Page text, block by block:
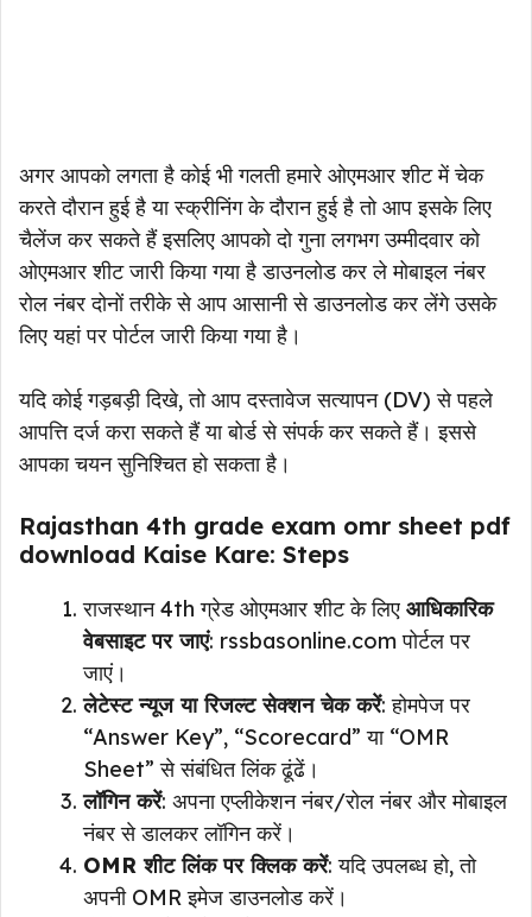
अगर आपको लगता है कोई भी गलती हमारे ओएमआर शीट में चेक
करते दौरान हुई है या स्क्रीनिंग के दौरान हुई है तो आप इसके लिए
चैलेंज कर सकते हैं इसलिए आपको दो गुना लगभग उम्मीदवार को
ओएमआर शीट जारी किया गया है डाउनलोड कर ले मोबाइल नंबर
रोल नंबर दोनों तरीके से आप आसानी से डाउनलोड कर लेंगे उसके
लिए यहां पर पोर्टल जारी किया गया है।
यदि कोई गड़बड़ी दिखे, तो आप दस्तावेज सत्यापन (DV) से पहले
आपत्ति दर्ज करा सकते हैं या बोर्ड से संपर्क कर सकते हैं। इससे
आपका चयन सुनिश्चित हो सकता है।
Rajasthan 4th grade exam omr sheet pdf
download Kaise Kare: Steps
राजस्थान 4th ग्रेड ओएमआर शीट के लिए आधिकारिक
वेबसाइट पर जाएं: rssbasonline.com पोर्टल पर
जाएं।
लेटेस्ट न्यूज या रिजल्ट सेक्शन चेक करें: होमपेज पर
“Answer Key”, “Scorecard” या “OMR
Sheet” से संबंधित लिंक ढूंढें।
लॉगिन करें: अपना एप्लीकेशन नंबर/रोल नंबर और मोबाइल
नंबर से डालकर लॉगिन करें।
OMR शीट लिंक पर क्लिक करें: यदि उपलब्ध हो, तो
अपनी OMR इमेज डाउनलोड करें।